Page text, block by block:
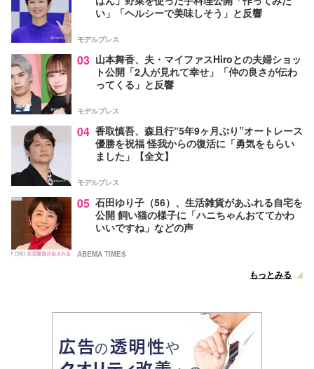
い」「ヘルシーで美味しそう」と反響
モデルプレス
03 山本舞香、夫・マイファスHiroとの夫婦ショッ
ト公開「2人が見れて幸せ」「仲の良さが伝わ
ってくる」と反響
モデルプレス
04 香取慎吾、森且行“5年9ヶ月ぶり”オートレース
優勝を祝福 怪我からの復活に「勇気をもらい
ました」【全文】
モデルプレス
05 石田ゆり子（56）、生活雑貨があふれる自宅を
公開 飼い猫の様子に「ハニちゃんおててかわ
いいですね」などの声
ABEMA TIMES
もっとみる